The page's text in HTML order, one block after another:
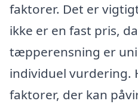
faktorer. Det er
ikke er en fast pris,
tæpperensning er
individuel vurdering.
faktorer, der kan